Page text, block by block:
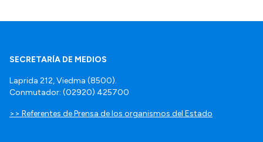
SECRETARÍA DE MEDIOS
Laprida 212, Viedma (8500).
Conmutador: (02920) 425700
>> Referentes de Prensa de los organismos del Estado